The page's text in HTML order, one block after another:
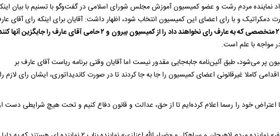
نماینده مردم رشت و عضو کمیسیون آموزش مجلس شورای اسلامی در گفت‌وگو با تسنیم با بیان
و با رای اعضای این کمیسیون انتخاب شود، اظهار داشت: آقایان برای اینکه رای آقای
را از کمیسیون بیرون و ۲ حامی آقای عارف را جایگزین آنها کنند
مواجه با علم است.
می‌شود، طبق آئین‌نامه جابه‌جایی مقدور نیست اما آقایان وقتی برنامه ریاست آقای عارف بر
کاملا غیرقانونی اعضای کمیسیون را جا به جا کردند تا در صورت کاندیداتوری، ایشان رای لازم را
خود را رسما اعلام کرده‌ایم تا از حق، عدالت و قانون دفاع کنیم و تحت هیچ شرایطی دست